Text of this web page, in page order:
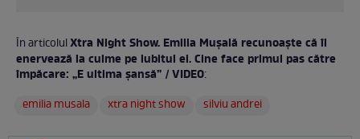
În articolulXtra Night Show. Emilia Mușală recunoaște că îl
enervează la culme pe iubitul ei. Cine face primul pas către
împăcare: „E ultima șansă” / VIDEO:
emilia musala
xtra night show silviu andrei